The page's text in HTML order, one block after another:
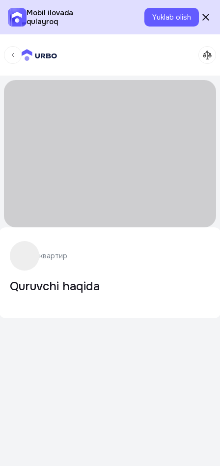
Mobil ilovada
qulayroq
Yuklab olish
квартир
Quruvchi haqida